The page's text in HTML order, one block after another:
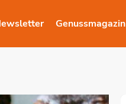
Genussmagazin